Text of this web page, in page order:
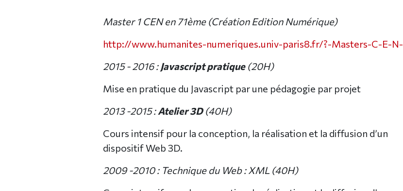
Master 1 CEN en 71ème (Création Edition Numérique)
http://www.humanites-numeriques.univ-paris8.fr/?-Masters-C-E-N-
2015 - 2016 : Javascript pratique(20H)
Mise en pratique du Javascript par une pédagogie par projet
2013 -2015 :Atelier 3D(40H)
Cours intensif pour la conception, la réalisation et la diffusion d’un
dispositif Web 3D.
2009 -2010 : Technique du Web : XML (40H)